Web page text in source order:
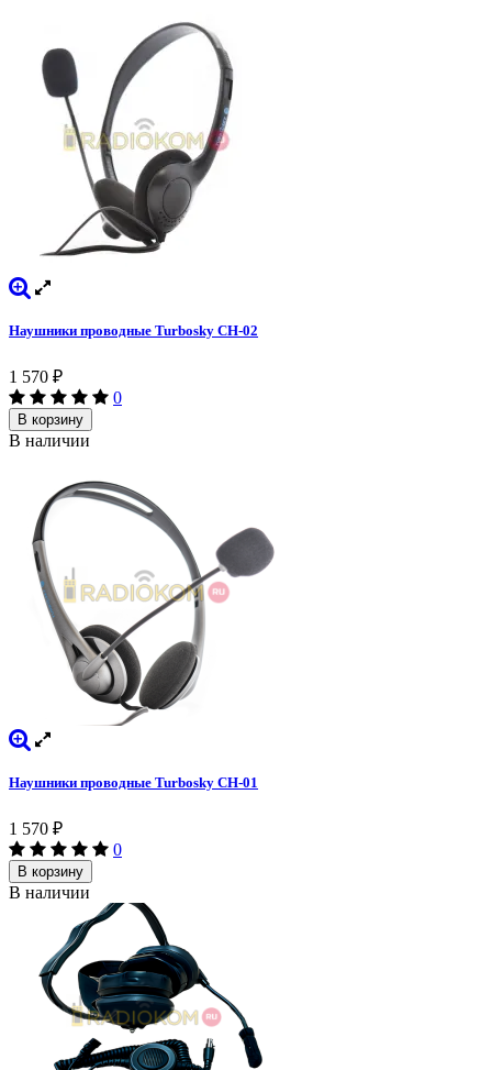
Наушники проводные Turbosky CH-02
1 570 ₽
0
В корзину
В наличии
Наушники проводные Turbosky CH-01
1 570 ₽
0
В корзину
В наличии